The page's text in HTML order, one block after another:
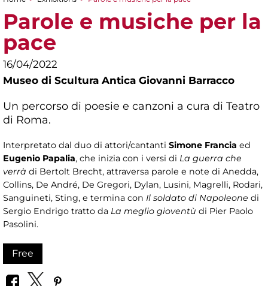
You are here
Parole e musiche per la
pace
16/04/2022
Museo di Scultura Antica Giovanni Barracco
Un percorso di poesie e canzoni a cura di Teatro
di Roma.
Interpretato dal duo di attori/cantanti Simone Francia ed
Eugenio Papalia, che inizia con i versi di La guerra che
verrà di Bertolt Brecht, attraversa parole e note di Anedda,
Collins, De André, De Gregori, Dylan, Lusini, Magrelli, Rodari,
Sanguineti, Sting, e termina con Il soldato di Napoleone di
Sergio Endrigo tratto da La meglio gioventù di Pier Paolo
Pasolini.
Free